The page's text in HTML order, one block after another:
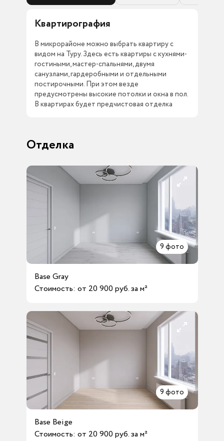
Квартирография
В микрорайоне можно выбрать квартиру с
видом на Туру. Здесь есть квартиры с кухнями-
гостиными, мастер-спальнями, двумя
санузлами, гардеробными и отдельными
постирочными. При этом везде
предусмотрены высокие потолки и окна в пол.
В квартирах будет предчистовая отделка
Отделка
9 фото
Base Gray
Стоимость: от 20 900 руб. за м²
9 фото
Base Beige
Стоимость: от 20 900 руб. за м²